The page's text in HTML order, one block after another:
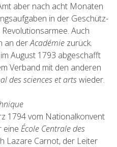
aber nach acht Monaten
in der Geschütz-
Auch
an derAcadémie zurück.
August 1793 abgeschafft
Verband mit den anderen
des sciences et artswieder.
1794 vom Nationalkonvent
eine École Centrale des
Lazare Carnot, der Leiter